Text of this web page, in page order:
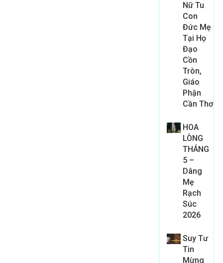
Nữ Tu
Con
Đức Mẹ
Tại Họ
Đạo
Cồn
Tròn,
Giáo
Phận
Cần Thơ
HOA
LÒNG
THÁNG
5 –
Dâng
Mẹ
Rạch
Súc
2026
Suy Tư
Tin
Mừng